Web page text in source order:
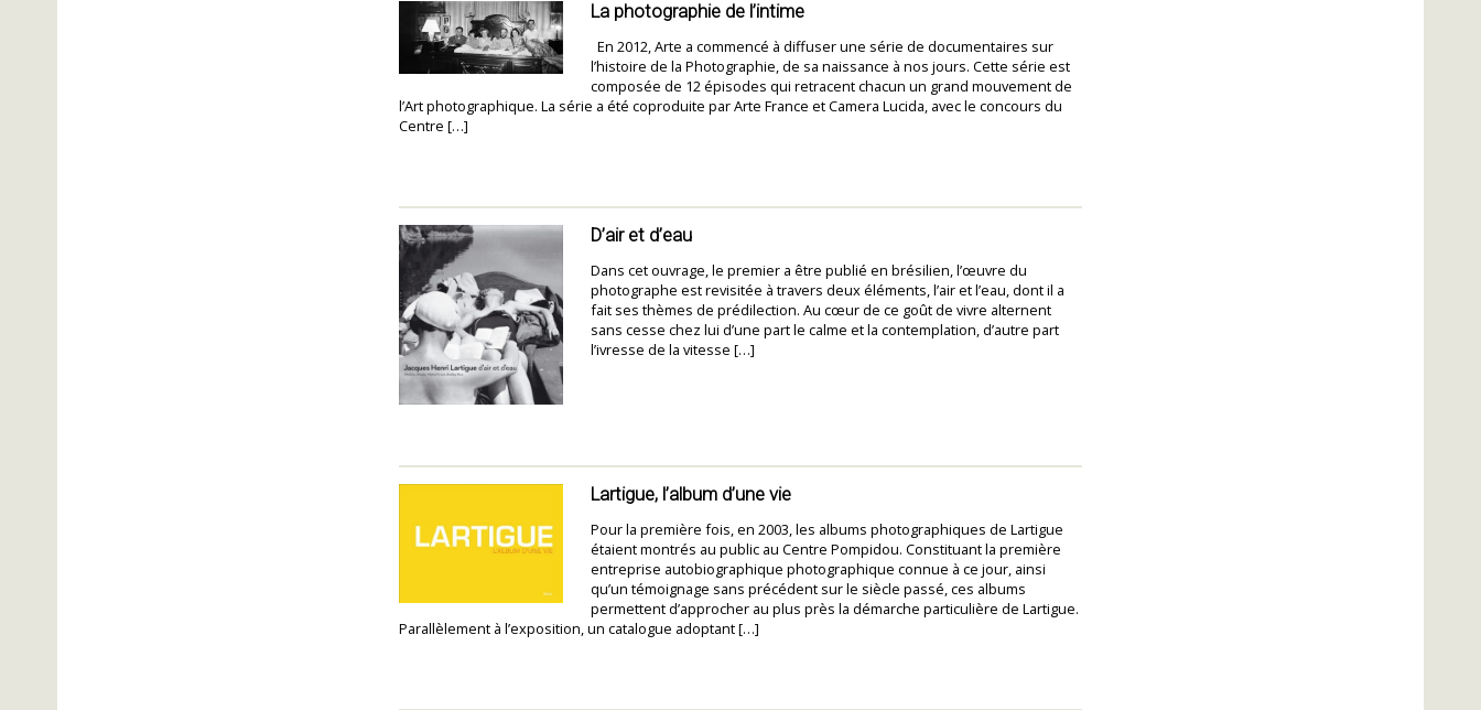
La photographie de l’intime
En 2012, Arte a commencé à diffuser une série de documentaires sur
l’histoire de la Photographie, de sa naissance à nos jours. Cette série est
composée de 12 épisodes qui retracent chacun un grand mouvement de
l’Art photographique. La série a été coproduite par Arte France et Camera Lucida, avec le concours du
Centre […]
D’air et d’eau
Dans cet ouvrage, le premier a être publié en brésilien, l’œuvre du
photographe est revisitée à travers deux éléments, l’air et l’eau, dont il a
fait ses thèmes de prédilection. Au cœur de ce goût de vivre alternent
sans cesse chez lui d’une part le calme et la contemplation, d’autre part
l’ivresse de la vitesse […]
Lartigue, l’album d’une vie
Pour la première fois, en 2003, les albums photographiques de Lartigue
étaient montrés au public au Centre Pompidou. Constituant la première
entreprise autobiographique photographique connue à ce jour, ainsi
qu’un témoignage sans précédent sur le siècle passé, ces albums
permettent d’approcher au plus près la démarche particulière de Lartigue.
Parallèlement à l’exposition, un catalogue adoptant […]